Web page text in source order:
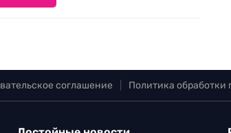
соглашение Политика